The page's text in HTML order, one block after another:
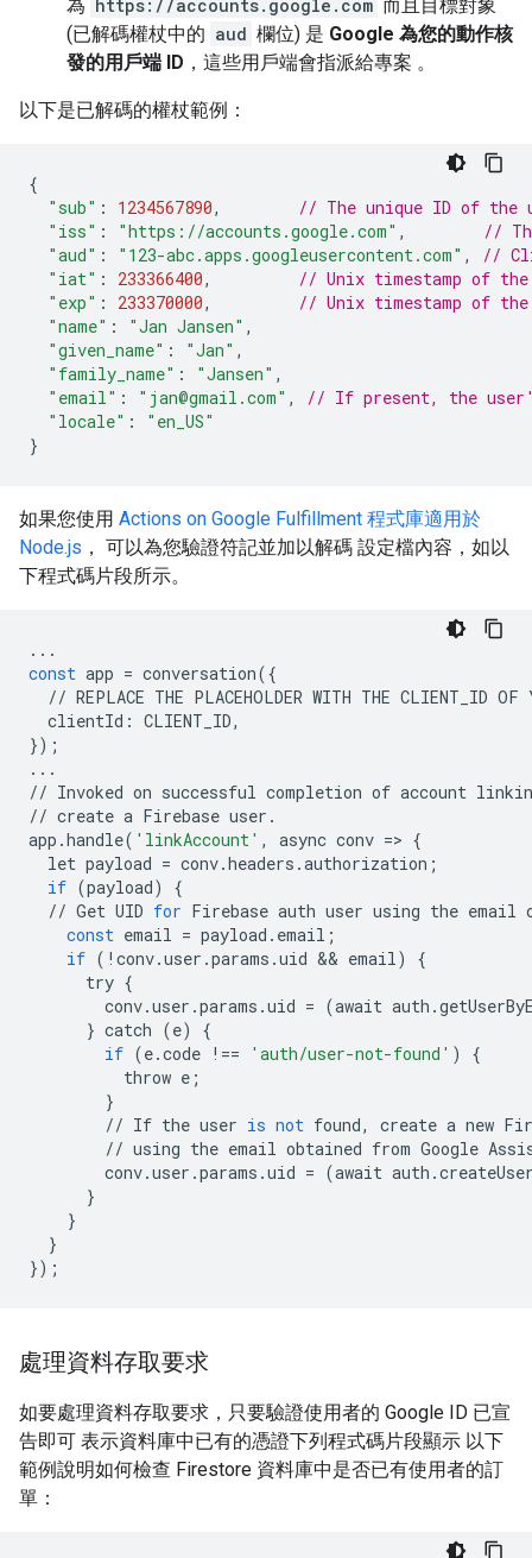
為 https://accounts.google.com 而且目標對象
(已解碼權杖中的 aud 欄位) 是 Google 為您的動作核
發的用戶端 ID ，這些用戶端會指派給專案 。
以下是已解碼的權杖範例：
{
"sub" : 1234567890,
// The unique ID of the
"iss" : "https://accounts.google.com" ,
//
"aud" : "123-abc.apps.googleusercontent.com" ,
//
"iat" : 233366400,
// Unix timestamp of
"exp" : 233370000,
// Unix timestamp of
"name" : "Jan Jansen" ,
"given_name" : "Jan" ,
"family_name" : "Jansen" ,
"email" : "jan@gmail.com" ,
// If present, the
"locale" :
"en_US"
}
如果您使用 Actions on Google Fulfillment 程式庫適用於
Node.js ， 可以為您驗證符記並加以解碼 設定檔內容，如以
下程式碼片段所示。
...
const app = conversation({
// REPLACE THE PLACEHOLDER WITH THE CLIENT_ID OF
clientId : CLIENT_ID,
});
...
// Invoked on successful completion of account
// create a Firebase user .
app .handle( 'linkAccount' , async conv => {
let payload = conv.headers .authorization ;
if (payload)
{
// Get UID for Firebase auth user using the email
const email = payload . email ;
if ( ! conv.user .params .uid && email )
{
try {
conv.user .params .uid = (await auth .
} catch (e)
{
if (e.code !== 'auth/user-not-found' )
{
throw e ;
}
// If the user is not found, create a new
// using the email obtained from Google
conv.user .params .uid = (await auth .
}
}
}
});
處理資料存取要求
如要處理資料存取要求，只要驗證使用者的 Google ID 已宣
告即可 表示資料庫中已有的憑證下列程式碼片段顯示 以下
範例說明如何檢查 Firestore 資料庫中是否已有使用者的訂
單：